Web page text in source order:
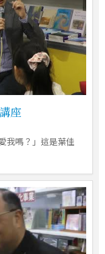
座
我嗎？」這是葉佳